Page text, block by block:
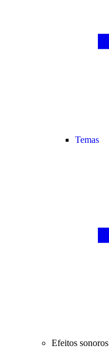
Temas
Efeitos sonoros